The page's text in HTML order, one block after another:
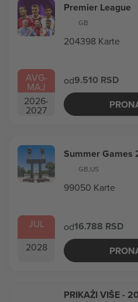
AVG-
MAJ
2026-
2027
Premier League
GB
204398 Karte
od9.510 RSD
JUL
2028
Summer Games
GB,US
99050 Karte
od16.788 RSD
PRIKAŽI VIŠE-